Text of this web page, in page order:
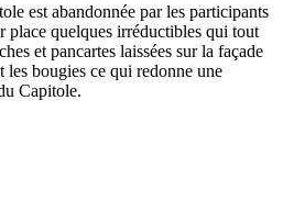
est abandonnée par les participants
place quelques irréductibles qui tout
et pancartes laissées sur la façade
bougies ce qui redonne une
Capitole.